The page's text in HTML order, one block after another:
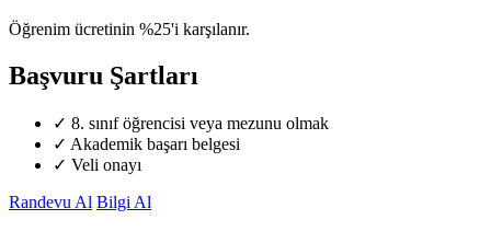
Öğrenim ücretinin %25'i karşılanır.
Başvuru Şartları
✓ 8. sınıf öğrencisi veya mezunu olmak
✓ Akademik başarı belgesi
✓ Veli onayı
Randevu Al Bilgi Al